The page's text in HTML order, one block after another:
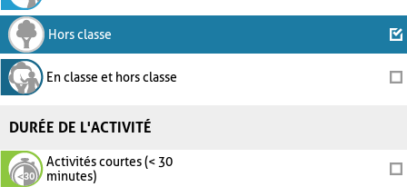
Hors classe
En classe et hors classe
DURÉE DE L'ACTIVITÉ
Activités courtes (< 30
minutes)